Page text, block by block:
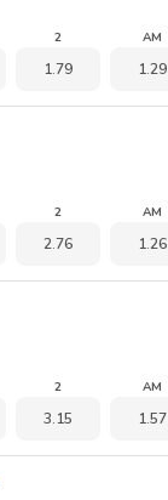
2
1.79
AM
1.29
2
2.76
AM
1.26
2
3.15
AM
1.57